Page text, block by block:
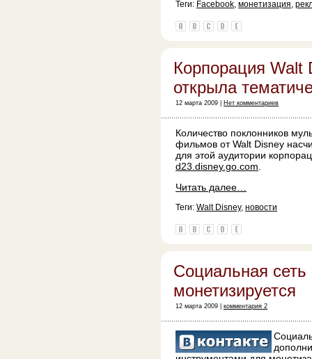
Теги: Facebook, монетизация,
Корпорация Walt
открыла
12 марта 2009 | Нет комментариев
Количество поклонников
фильмов от Walt Disney
для этой аудитории
d23.disney.go.com
Читать далее…
Теги: Walt Disney, новости
Социальная сеть
монетизируется
12 марта 2009 | комментария 2